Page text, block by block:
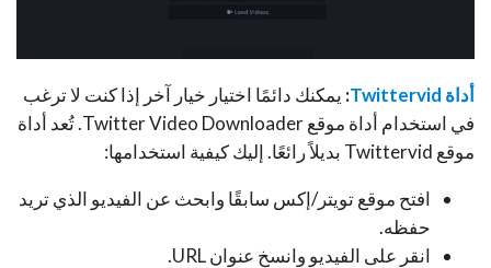
أداة Twittervid : يمكنك دائمًا اختيار خيار آخر إذا كنت لا ترغب
في استخدام أداة موقع Twitter Video Downloader. تُعد أداة
موقع Twittervid بديلاً رائعًا. إليك كيفية استخدامها:
افتح موقع تويتر/إكس سابقًا وابحث عن الفيديو الذي تريد
حفظه.
انقر على الفيديو وانسخ عنوان URL.